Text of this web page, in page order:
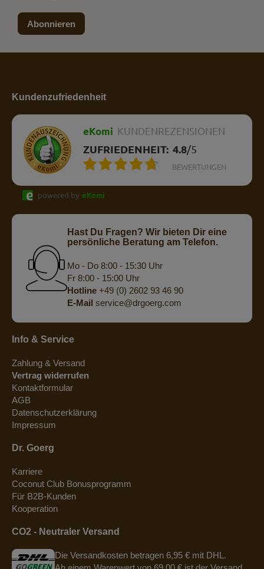
Abonnieren
Kundenzufriedenheit
eKomi KUNDENREZENSIONEN
ZUFRIEDENHEIT: 4.8/5
BEWERTUNGEN
powered by eKomi
Hast Du Fragen? Wir bieten Dir eine
persönliche Beratung am Telefon.
Mo - Do 8:00 - 15:30 Uhr
Fr 8:00 - 15:00 Uhr
Hotline+49 (0) 2602 93 46 90
E-Mail service@drgoerg.com
Info & Service
Zahlung & Versand
Vertrag widerrufen
Kontaktformular
AGB
Datenschutzerklärung
Impressum
Dr. Goerg
Karriere
Coconut Club Bonusprogramm
Für B2B-Kunden
Kooperation
CO2 - Neutraler Versand
Die Versandkosten betragen 6,95 € mit DHL.